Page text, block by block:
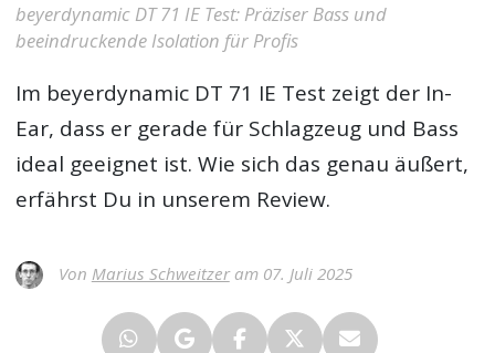
beyerdynamic DT 71 IE Test: Präziser Bass und
beeindruckende Isolation für Profis
Im beyerdynamic DT 71 IE Test zeigt der In-
Ear, dass er gerade für Schlagzeug und Bass
ideal geeignet ist. Wie sich das genau äußert,
erfährst Du in unserem Review.
Von Marius Schweitzeram 07. Juli 2025